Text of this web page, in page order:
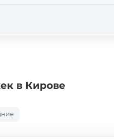
в Кирове